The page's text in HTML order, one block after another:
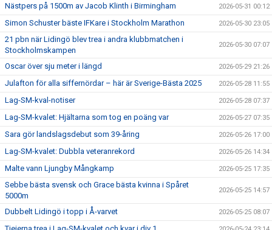
Nästpers på 1500m av Jacob Klinth i Birmingham 2026-05-31 00:12
Simon Schuster bäste IFKare i Stockholm Marathon 2026-05-30 23:05
21 pbn när Lidingö blev trea i andra klubbmatchen i
Stockholmskampen
2026-05-30 07:07
Oscar över sju meter i längd 2026-05-29 21:26
Julafton för alla siffernördar – här är Sverige-Bästa 2025 2026-05-28 11:55
Lag-SM-kval-notiser 2026-05-28 07:37
Lag-SM-kvalet: Hjältarna som tog en poäng var 2026-05-27 07:35
Sara gör landslagsdebut som 39-åring 2026-05-26 17:00
Lag-SM-kvalet: Dubbla veteranrekord 2026-05-26 14:34
Malte vann Ljungby Mångkamp 2026-05-25 17:35
Sebbe bästa svensk och Grace bästa kvinna i Spåret
5000m
2026-05-25 14:57
Dubbelt Lidingö i topp i Å-varvet 2026-05-25 08:07